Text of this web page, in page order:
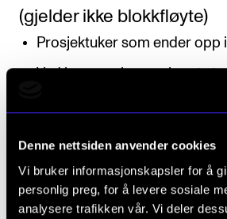
Denne nettsiden anvender cookies
Vi bruker informasjonskapsler for å
personlig preg, for å levere sosiale
analysere trafikken vår. Vi deler
(gjelder ikke blokkfløyte)
Prosjektuker som ender opp
Ved begynnelsen av hvert
plan med oversikt over
Senest tre uker før
prøveoppsett og
enkelte students deltakelse.